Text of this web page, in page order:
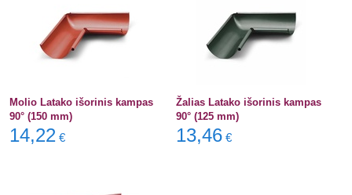
Molio Latako išorinis kampas
90° (150 mm)
14,22 €
Žalias Latako išorinis kampas
90° (125 mm)
13,46 €